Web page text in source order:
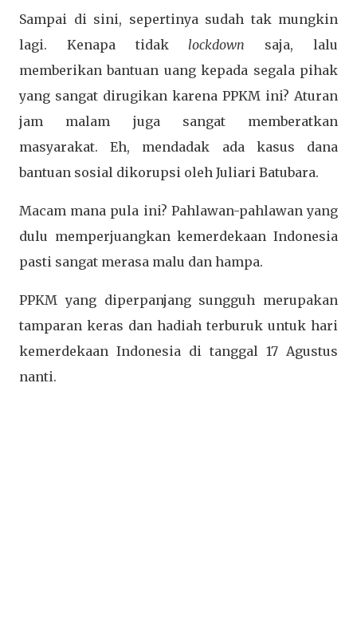
Sampai di sini, sepertinya sudah tak mungkin
lagi. Kenapa tidaklockdown saja, lalu
memberikan bantuan uang kepada segala pihak
yang sangat dirugikan karena PPKM ini? Aturan
jam malam juga sangat memberatkan
masyarakat. Eh, mendadak ada kasus dana
bantuan sosial dikorupsi oleh Juliari Batubara.
Macam mana pula ini? Pahlawan-pahlawan yang
dulu memperjuangkan kemerdekaan Indonesia
pasti sangat merasa malu dan hampa.
PPKM yang diperpanjang sungguh merupakan
tamparan keras dan hadiah terburuk untuk hari
kemerdekaan Indonesia di tanggal 17 Agustus
nanti.